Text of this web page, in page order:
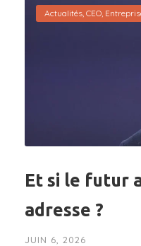
Actualités, CEO,
Et si le futur
adresse ?
JUIN 6, 2026